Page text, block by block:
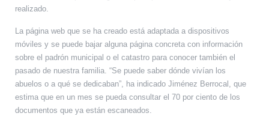
realizado.
La página web que se ha creado está adaptada a dispositivos
móviles y se puede bajar alguna página concreta con información
sobre el padrón municipal o el catastro para conocer también el
pasado de nuestra familia. “Se puede saber dónde vivían los
abuelos o a qué se dedicaban”, ha indicado Jiménez Berrocal, que
estima que en un mes se pueda consultar el 70 por ciento de los
documentos que ya están escaneados.